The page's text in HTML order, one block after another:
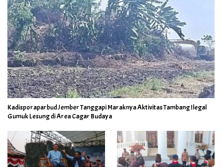
Kadisporaparbud Jember Tanggapi Maraknya Aktivitas Tambang Ilegal
Gumuk Lesung di Area Cagar Budaya